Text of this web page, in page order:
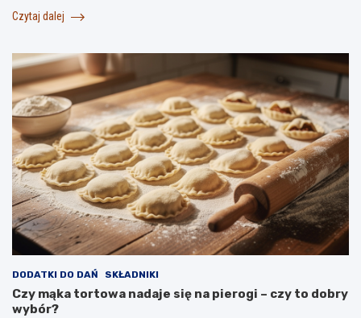
Czytaj dalej
DODATKI DO DAŃ SKŁADNIKI
Czy mąka tortowa nadaje się na pierogi – czy to dobry
wybór?